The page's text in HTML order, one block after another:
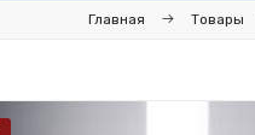
Главная Товары